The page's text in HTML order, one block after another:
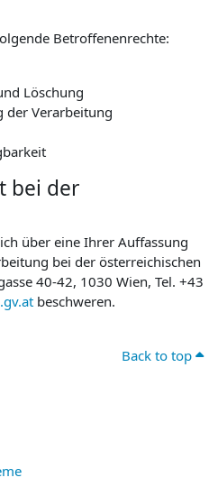
Betroffenenrechte:
Löschung
der Verarbeitung
bei der
über eine Ihrer Auffassung
bei der österreichischen
40-42, 1030 Wien, Tel. +43
beschweren.
Back to top